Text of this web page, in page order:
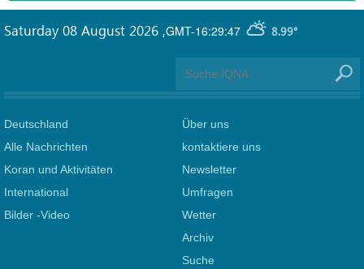
GMT-16:29:47 8.99°
Saturday 08 August 2026 ,
Deutschland
Alle Nachrichten
Koran und Aktivitäten
International
Bilder -Video
Über uns
kontaktiere uns
Newsletter
Umfragen
Wetter
Archiv
Suche